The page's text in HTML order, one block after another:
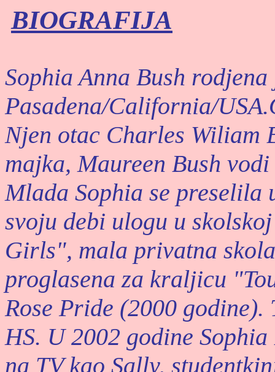
BIOGRAFIJA
Sophia Anna Bush
Pasadena/California/
Njen otac Charles Wiliam
majka, Maureen Bush
Mlada Sophia se preselila
svoju debi ulogu u
Girls", mala privatna
proglasena za kraljicu
Rose Pride (2000
HS. U 2002 godine
na TV kao Sally,